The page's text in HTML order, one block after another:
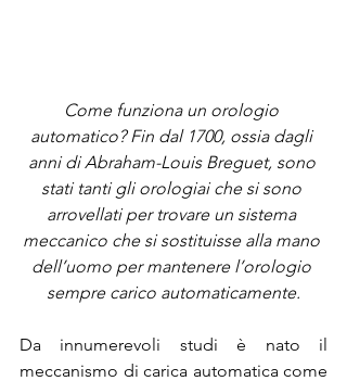
Come funziona un orologio
automatico? Fin dal 1700, ossia dagli
anni di Abraham-Louis Breguet, sono
stati tanti gli orologiai che si sono
arrovellati per trovare un sistema
meccanico che si sostituisse alla mano
dell’uomo per mantenere l’orologio
sempre carico automaticamente.
Da innumerevoli studi è nato il
meccanismo di carica automatica come